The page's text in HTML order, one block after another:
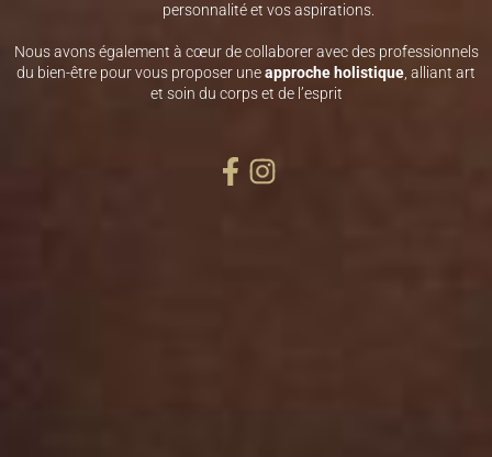
personnalité et vos aspirations.
Nous avons également à cœur de collaborer avec des professionnels
du bien-être pour vous proposer uneapproche holistique, alliant art
et soin du corps et de l’esprit